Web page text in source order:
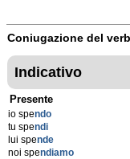
Coniugazione del
Indicativo
Presente
io spendo
tu spendi
lui spende
noi spendiamo